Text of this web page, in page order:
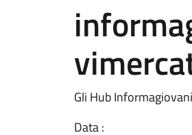
Gli Hub
Data :